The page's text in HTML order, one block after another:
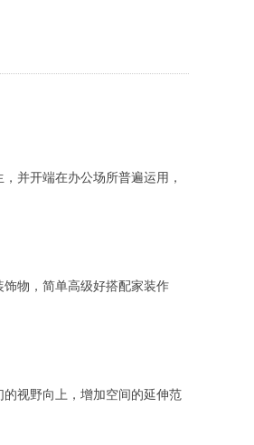
并开端在办公场所普遍运用，
物，简单高级好搭配家装作
视野向上，增加空间的延伸范